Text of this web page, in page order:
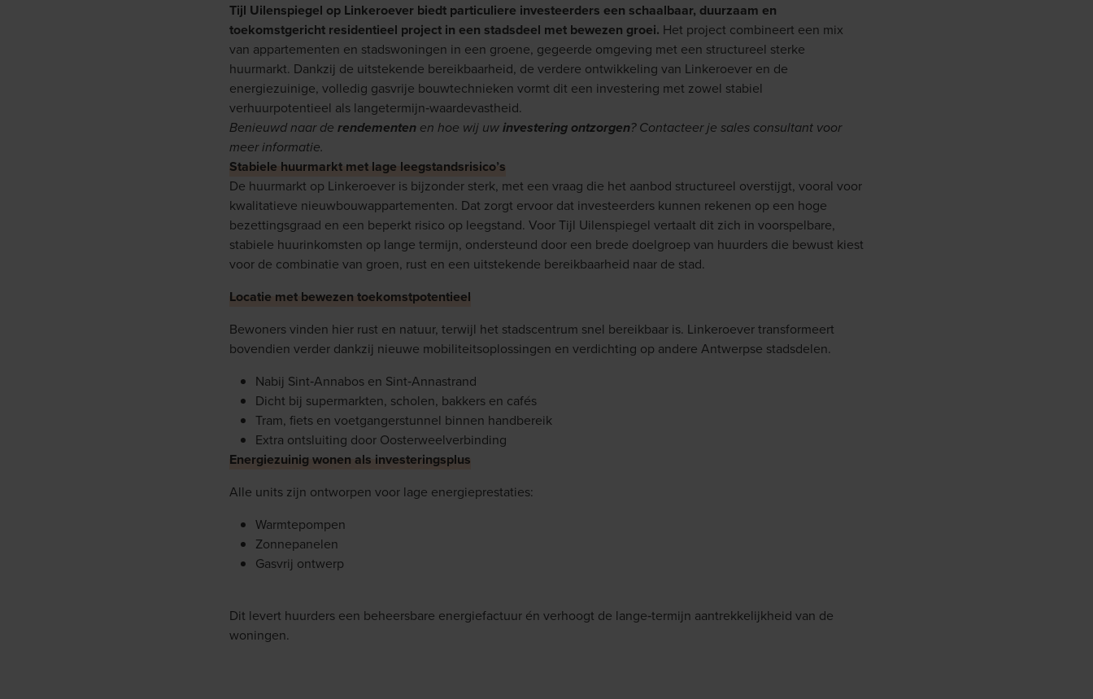
Tijl Uilenspiegel op Linkeroever biedt particuliere investeerders een schaalbaar, duurzaam en
toekomstgericht residentieel project in een stadsdeel met bewezen groei. Het project combineert een mix
van appartementen en stadswoningen in een groene, gegeerde omgeving met een structureel sterke
huurmarkt. Dankzij de uitstekende bereikbaarheid, de verdere ontwikkeling van Linkeroever en de
energiezuinige, volledig gasvrije bouwtechnieken vormt dit een investering met zowel stabiel
verhuurpotentieel als langetermijn‑waardevastheid.
Benieuwd naar de rendementen en hoe wij uwinvestering ontzorgen? Contacteer je sales consultant voor
meer informatie.
Stabiele huurmarkt met lage leegstandsrisico’s
De huurmarkt op Linkeroever is bijzonder sterk, met een vraag die het aanbod structureel overstijgt, vooral voor
kwalitatieve nieuwbouwappartementen. Dat zorgt ervoor dat investeerders kunnen rekenen op een hoge
bezettingsgraad en een beperkt risico op leegstand. Voor Tijl Uilenspiegel vertaalt dit zich in voorspelbare,
stabiele huurinkomsten op lange termijn, ondersteund door een brede doelgroep van huurders die bewust kiest
voor de combinatie van groen, rust en een uitstekende bereikbaarheid naar de stad.
Locatie met bewezen toekomstpotentieel
Bewoners vinden hier rust en natuur, terwijl het stadscentrum snel bereikbaar is. Linkeroever transformeert
bovendien verder dankzij nieuwe mobiliteitsoplossingen en verdichting op andere Antwerpse stadsdelen.
Nabij Sint‑Annabos en Sint‑Annastrand
Dicht bij supermarkten, scholen, bakkers en cafés
Tram, fiets en voetgangerstunnel binnen handbereik
Extra ontsluiting door Oosterweelverbinding
Energiezuinig wonen als investeringsplus
Alle units zijn ontworpen voor lage energieprestaties:
Warmtepompen
Zonnepanelen
Gasvrij ontwerp
Dit levert huurders een beheersbare energiefactuur én verhoogt de lange‑termijn aantrekkelijkheid van de
woningen.